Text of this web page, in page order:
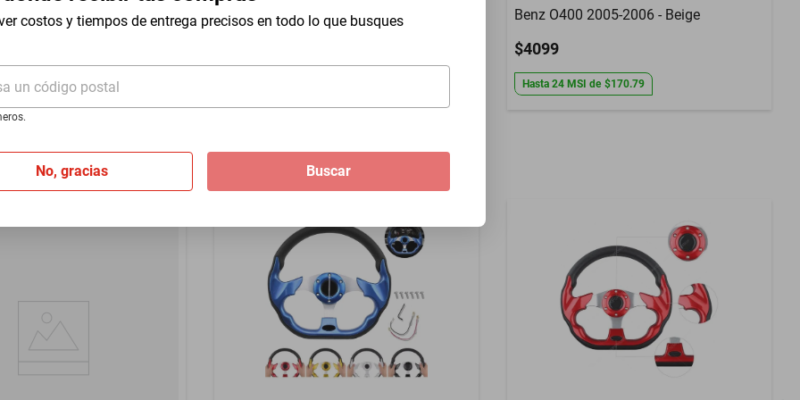
costos y tiempos de entrega precisos en todo lo que busques
un código postal
No, gracias Buscar
Rojo
de $116.58
1500 2014-2026 - Azul
Benz O400 2005-2006 - Beige
$4099
Hasta 24 MSI de $170.79